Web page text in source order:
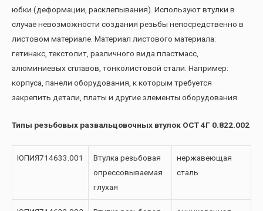
юбки (деформации, расклепывания). Используют втулки в
случае невозможности создания резьбы непосредственно в
листовом материале. Материал листового материала:
гетинакс, текстолит, различного вида пластмасс,
алюминиевых сплавов, тонколистовой стали. Например:
корпуса, панели оборудования, к которым требуется
закрепить детали, платы и другие элементы оборудования.
Типы резьбовых развальцовочных втулок ОСТ 4Г 0.822.002
ЮПИЯ714633.001
Втулка резьбовая
опрессовываемая
глухая
нержавеющая
сталь